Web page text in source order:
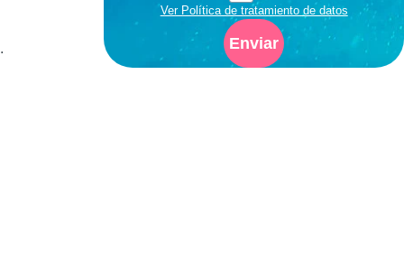
Ver Política de tratamiento de datos